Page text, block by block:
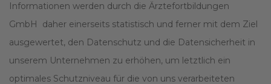
Informationen werden durch die Ärztefortbildungen
GmbH daher einerseits statistisch und ferner mit dem Ziel
ausgewertet, den Datenschutz und die Datensicherheit in
unserem Unternehmen zu erhöhen, um letztlich ein
optimales Schutzniveau für die von uns verarbeiteten